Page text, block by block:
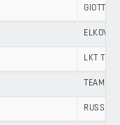
GIOTTI
ELKOV -
LKT
TEAM
RUSSIAN